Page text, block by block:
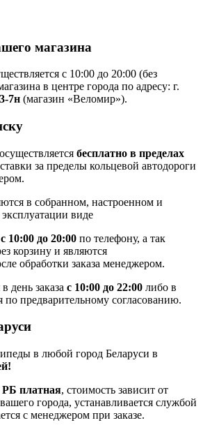
магазина
с 10:00 до 20:00 (без
в центре города по адресу: г.
7н (магазин «Веломир»).
бесплатно в пределах
за пределы кольцевой автодороги
в собранном, настроенном и
виде
с 10:00 до 20:00 по телефону, а так
корзину и являются
обработки заказа менеджером.
день заказа с 10:00 до 22:00 либо в
по предварительному согласованию.
в любой город Беларуси в
РБ платная, стоимость зависит от
города, устанавливается службой
с менеджером при заказе.